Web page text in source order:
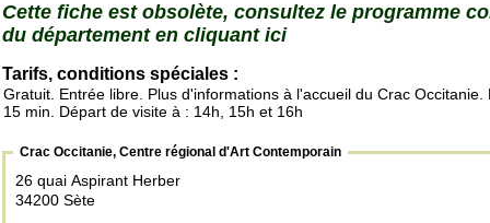
Cette fiche est obsolète, consultez le programme
du département en cliquant ici
Tarifs, conditions spéciales :
Gratuit. Entrée libre. Plus d'informations à l'accueil du Crac Occitanie.
15 min. Départ de visite à : 14h, 15h et 16h
Crac Occitanie, Centre régional d'Art Contemporain
26 quai Aspirant Herber
34200 Sète